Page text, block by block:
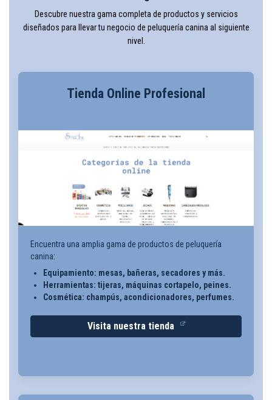
Descubre nuestra gama completa de productos y servicios
diseñados para llevar tu negocio de peluquería canina al siguiente
nivel.
Tienda Online Profesional
Encuentra una amplia gama de productos de peluquería
canina:
Equipamiento: mesas, bañeras, secadores y más.
Herramientas: tijeras, máquinas cortapelo, peines.
Cosmética: champús, acondicionadores, perfumes.
Visita nuestra tienda